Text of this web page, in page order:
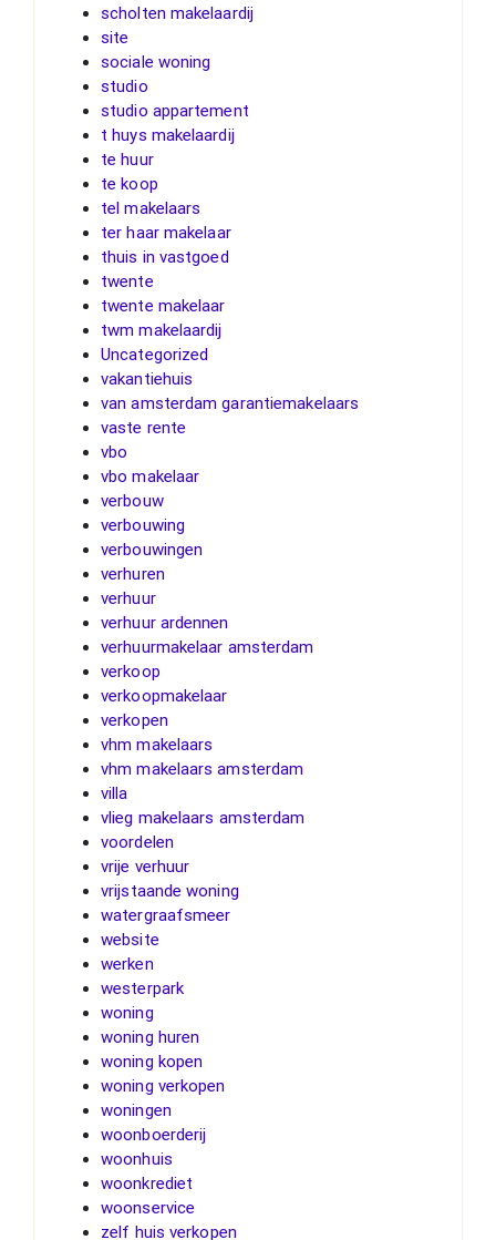
scholten makelaardij
site
sociale woning
studio
studio appartement
t huys makelaardij
te huur
te koop
tel makelaars
ter haar makelaar
thuis in vastgoed
twente
twente makelaar
twm makelaardij
Uncategorized
vakantiehuis
van amsterdam garantiemakelaars
vaste rente
vbo
vbo makelaar
verbouw
verbouwing
verbouwingen
verhuren
verhuur
verhuur ardennen
verhuurmakelaar amsterdam
verkoop
verkoopmakelaar
verkopen
vhm makelaars
vhm makelaars amsterdam
villa
vlieg makelaars amsterdam
voordelen
vrije verhuur
vrijstaande woning
watergraafsmeer
website
werken
westerpark
woning
woning huren
woning kopen
woning verkopen
woningen
woonboerderij
woonhuis
woonkrediet
woonservice
zelf huis verkopen